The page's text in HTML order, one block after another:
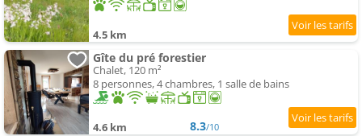
4.5 km
Gîte du pré forestier
Chalet, 120 m²
8 personnes, 4 chambres, 1 salle de bains
4.6 km 8.3/10